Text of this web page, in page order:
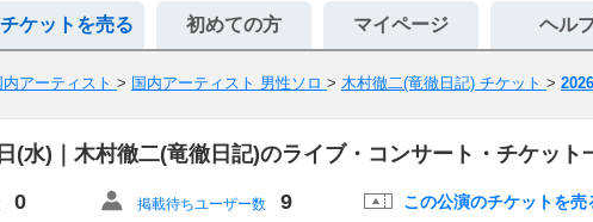
チケットを売る 初めての方 マイページ ヘル
内アーティスト > 国内アーティスト 男性ソロ > 木村徹二(竜徹日記) チケット >
(水)｜木村徹二(竜徹日記)のライブ・コンサート・チケット
0 掲載待ちユーザー数 9 この公演のチケットを売